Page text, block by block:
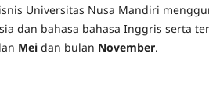
Universitas Nusa Mandiri
dan bahasa bahasa Inggris serta
Mei dan bulan November.